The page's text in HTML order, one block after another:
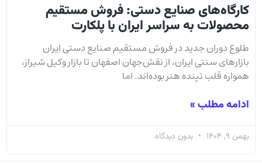
کارگاه‌های صنایع دستی: فروش مستقیم
محصولات به سراسر ایران با پلکارت
طلوع دوران جدید در فروش مستقیم صنایع دستی ایران
بازارهای سنتی ایران، از نقش‌جهان اصفهان تا بازار وکیل شیراز،
همواره قلب تپنده هنر بوده‌اند. اما
ادامه مطلب »
بهمن 9, 1404 بدون دیدگاه